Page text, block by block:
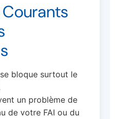
se bloque surtout le
un problème de
de votre FAI ou du